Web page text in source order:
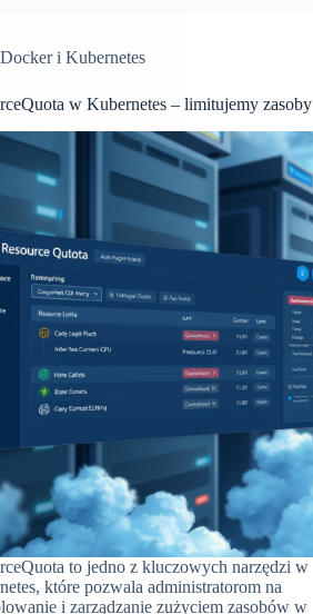
Docker i Kubernetes
w Kubernetes – limitujemy zasoby
to jedno z kluczowych narzędzi w
które pozwala administratorom na
i zarządzanie zużyciem zasobów w